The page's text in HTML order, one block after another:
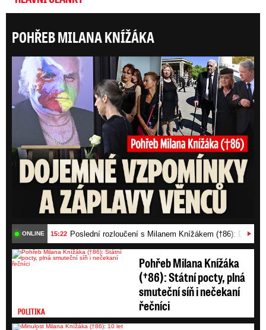
POHŘEB MILANA KNÍŽÁKA
ONLINE 15:22 Poslední rozloučení s Milanem Knížákem (†86):
POLITIKA
Pohřeb Milana Knížáka
(†86): Státní pocty, plná
smuteční síň i nečekaní
řečníci